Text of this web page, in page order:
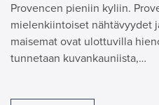
Provencen pieniin kyliin.
mielenkiintoiset nähtävyydet
maisemat ovat ulottuvilla
tunnetaan kuvankauniista,…